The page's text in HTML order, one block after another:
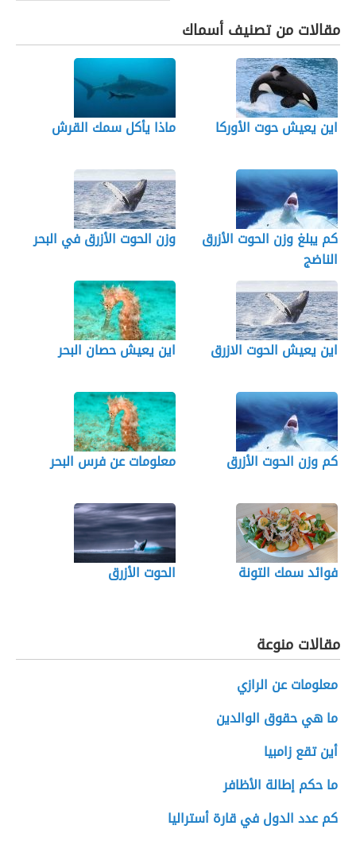
مقالات من تصنيف أسماك
اين يعيش حوت الأوركا ماذا يأكل سمك القرش
كم يبلغ وزن الحوت الأزرق
الناضج
وزن الحوت الأزرق في البحر
اين يعيش الحوت الازرق اين يعيش حصان البحر
كم وزن الحوت الأزرق معلومات عن فرس البحر
فوائد سمك التونة الحوت الأزرق
مقالات منوعة
معلومات عن الرازي
ما هي حقوق الوالدين
أين تقع زامبيا
ما حكم إطالة الأظافر
کم عدد الدول في قارة أسترالیا